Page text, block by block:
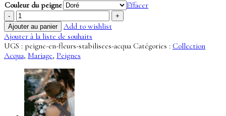
Couleur du peigne
Effacer
quantité
de
Peigne
Acqua
-
Collection
Acqua
Ajouter au panier
Add to wishlist
Ajouter à la liste de souhaits
UGS : peigne-en-fleurs-stabilisees-acqua Catégories : Collection
Acqua, Mariage, Peignes